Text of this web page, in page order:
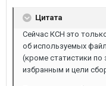
Цитата
Сейчас КСН это
об используемых
(кроме статистики
избранным и цели